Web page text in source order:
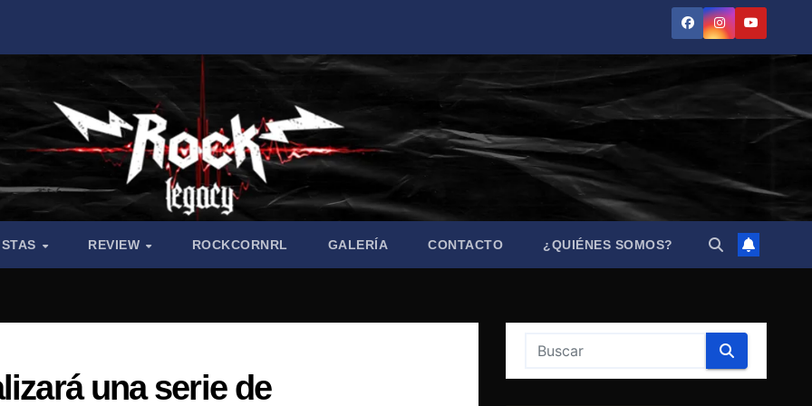
REVIEW ROCKCORNRL GALERÍA CONTACTO ¿QUIÉNES SOMOS?
una serie de